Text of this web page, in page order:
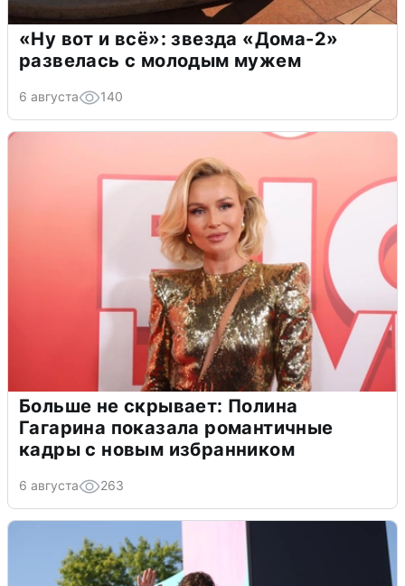
«Ну вот и всё»: звезда «Дома-2»
развелась с молодым мужем
6 августа 140
Больше не скрывает: Полина
Гагарина показала романтичные
кадры с новым избранником
6 августа 263